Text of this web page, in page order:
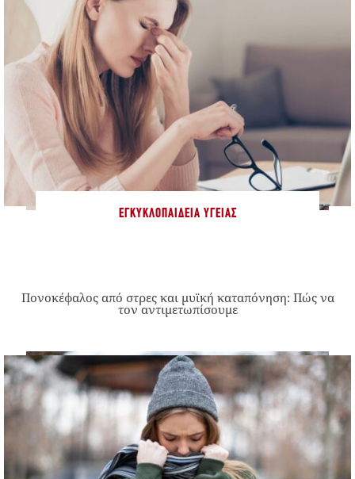
ΕΓΚΥΚΛΟΠΑΊΔΕΙΑ ΥΓΕΊΑΣ
Πονοκέφαλος από στρες και μυϊκή καταπόνηση: Πώς να
τον αντιμετωπίσουμε